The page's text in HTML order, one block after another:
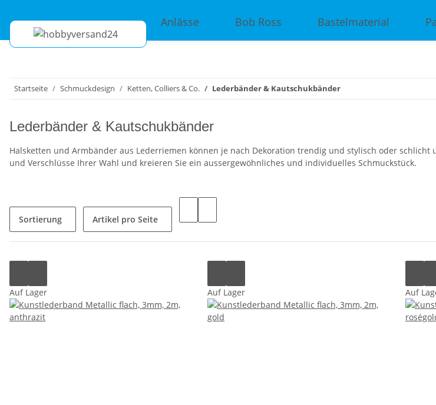
Anlässe Bob Ross Bastelmaterial
Startseite Schmuckdesign Ketten, Colliers & Co. Lederbänder & Kautschukbänder
Lederbänder & Kautschukbänder
Halsketten und Armbänder aus Lederriemen können je nach Dekoration trendig und stylisch oder
und Verschlüsse Ihrer Wahl und kreieren Sie ein aussergewöhnliches und individuelles Schmuckstück.
Sortierung Artikel pro Seite
Auf Lager Auf Lager Auf